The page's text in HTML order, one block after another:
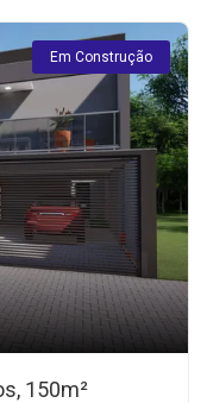
Em Construção
150m²